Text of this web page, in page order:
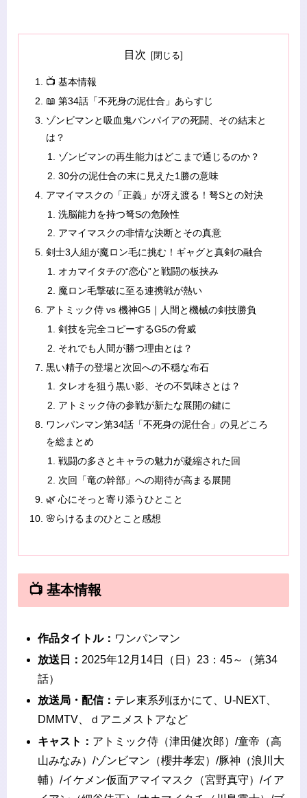
目次
📺 基本情報
📖 第34話「不死身の泥仕合」あらすじ
ゾンビマンと吸血鬼バンパイアの死闘、その結末と
は？
ゾンビマンの再生能力はどこまで通じるのか？
30分の泥仕合の末に見えた1勝の意味
アマイマスクの「正義」が冴え渡る！弩Sとの対決
洗脳能力を持つ弩Sの危険性
アマイマスクの非情な決断とその真意
剣士3人組が魔ロン毛に挑む！ギャグと真剣の融合
オカマイタチの“恋心”と戦闘の板挟み
魔ロン毛撃破に至る連携戦が熱い
アトミック侍 vs 機神G5｜人間と機械の剣技勝負
剣技を完全コピーするG5の脅威
それでも人間が勝つ理由とは？
黒い精子の登場と次回への不穏な布石
タレオを狙う黒い影、その不気味さとは？
アトミック侍の参戦が新たな展開の鍵に
ワンパンマン第34話「不死身の泥仕合」の見どころ
を総まとめ
戦闘の多さとキャラの魅力が凝縮された回
次回「竜の幹部」への期待が高まる展開
🌿 心にそっと寄り添うひとこと
🌸らけるまのひとこと感想
📺 基本情報
作品タイトル： ワンパンマン
放送日： 2025年12月14日（日）23：45～（第34
話）
放送局・配信： テレ東系列ほかにて、U-NEXT、
DMMTV、ｄアニメストアなど
キャスト： アトミック侍（津田健次郎）/童帝（高
山みなみ）/ゾンビマン（櫻井孝宏）/豚神（浪川大
輔）/イケメン仮面アマイマスク（宮野真守）/イア